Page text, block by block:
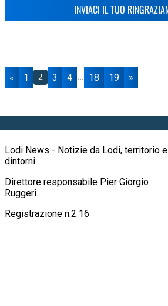
INVIACI IL TUO
« 1 2 3 4 ... 18 19 »
Lodi News - Notizie da Lodi, territorio e
dintorni
Direttore responsabile Pier Giorgio
Ruggeri
Registrazione n.2 16